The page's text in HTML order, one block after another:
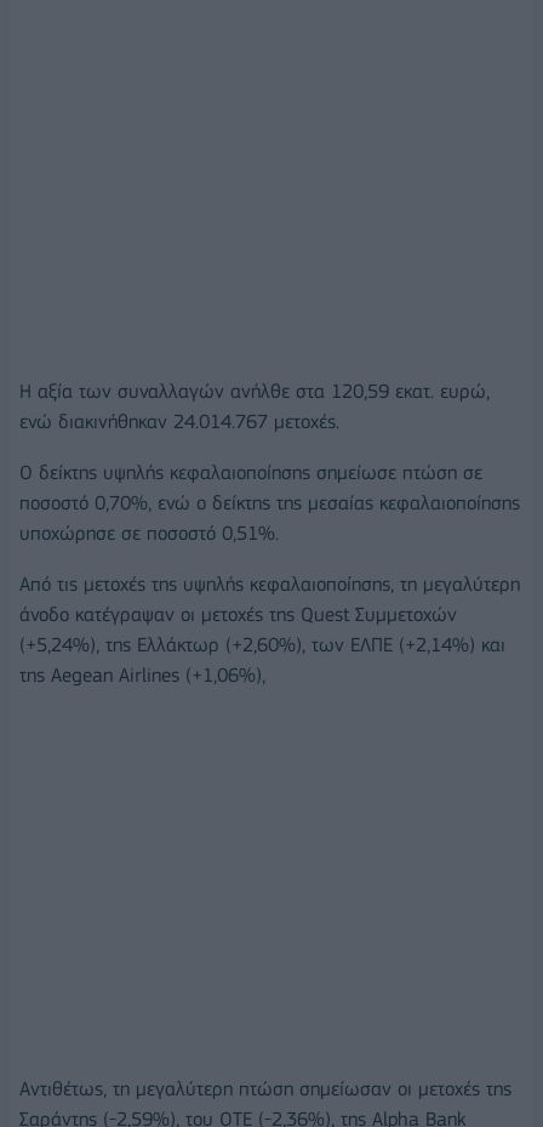
Η αξία των συναλλαγών ανήλθε στα 120,59 εκατ. ευρώ,
ενώ διακινήθηκαν 24.014.767 μετοχές.
Ο δείκτης υψηλής κεφαλαιοποίησης σημείωσε πτώση σε
ποσοστό 0,70%, ενώ ο δείκτης της μεσαίας κεφαλαιοποίησης
υποχώρησε σε ποσοστό 0,51%.
Από τις μετοχές της υψηλής κεφαλαιοποίησης, τη μεγαλύτερη
άνοδο κατέγραψαν οι μετοχές της Quest Συμμετοχών
(+5,24%), της Ελλάκτωρ (+2,60%), των ΕΛΠΕ (+2,14%) και
της Aegean Airlines (+1,06%),
Αντιθέτως, τη μεγαλύτερη πτώση σημείωσαν οι μετοχές της
Σαράντης (-2,59%), του ΟΤΕ (-2,36%), της Alpha Bank